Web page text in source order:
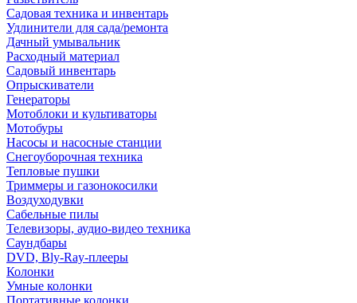
Садовая техника и инвентарь
Удлинители для сада/ремонта
Дачный умывальник
Расходный материал
Садовый инвентарь
Опрыскиватели
Генераторы
Мотоблоки и культиваторы
Мотобуры
Насосы и насосные станции
Снегоуборочная техника
Тепловые пушки
Триммеры и газонокосилки
Воздуходувки
Сабельные пилы
Телевизоры, аудио-видео техника
Саундбары
DVD, Bly-Ray-плееры
Колонки
Умные колонки
Портативные колонки